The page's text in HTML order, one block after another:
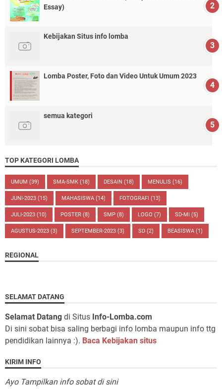
Essay)
Kebijakan Situs info lomba
Lomba Poster, Foto dan Video Untuk Umum 2023
semua kategori
TOP KATEGORI LOMBA
UMUM (39) SMA-SMK (18) DESAIN (18) MENULIS (16)
JUNI-2023 (15) MAHASISWA (14) FOTOGRAFI (13)
JULI-2023 (10) POSTER (8) SMP (8) LOGO (7) SD-MI (5)
AGUSTUS-2023 (3) SEPTEMBER-2023 (3) SD (2) BEASISWA (1)
REGIONAL
SELAMAT DATANG
Selamat Datang di Situs Info-Lomba.com
Di sini sobat bisa saling berbagi info lomba maupun info ttg
pendidikan lainnya :). Baca Kebijakan situs
KIRIM INFO
Ayo Tampilkan info sobat di sini